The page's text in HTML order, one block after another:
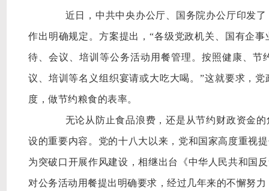
近日，中共中央办公厅、国务院办公厅印发
作出明确规定。方案提出， “各级党政机关、国有企
待、会议、培训等公务活动用餐管理。按照健康、
议、培训等名义组织宴请或大吃大喝。”这就要求，
度，做节约粮食的表率。
无论从防止食品浪费，还是从节约财政资金的
设的重要内容。党的十八大以来，党和国家高度重视
为突破口开展作风建设，相继出台《中华人民共和国
对公务活动用餐提出明确要求，经过几年来的不懈努